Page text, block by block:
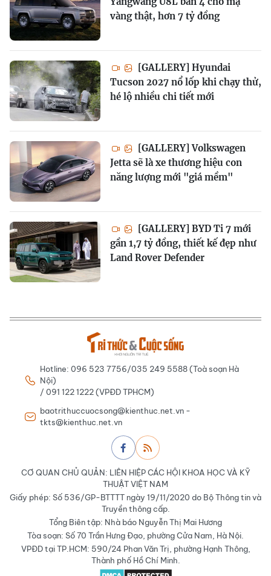
vàng thật, hơn 7 tỷ đồng
[GALLERY] Hyundai
Tucson 2027 nổ lốp khi chạy thử,
hé lộ nhiều chi tiết mới
[GALLERY] Volkswagen
Jetta sẽ là xe thương hiệu con
năng lượng mới "giá mềm"
[GALLERY] BYD Ti 7 mới
gần 1,7 tỷ đồng, thiết kế đẹp như
Land Rover Defender
Hotline: 096 523 7756/035 249 5588 (Toà soạn Hà
Nội)
/ 091 122 1222 (VPĐD TPHCM)
baotrithuccuocsong@kienthuc.net.vn -
tkts@kienthuc.net.vn
CƠ QUAN CHỦ QUẢN: LIÊN HIỆP CÁC HỘI KHOA HỌC VÀ KỸ
THUẬT VIỆT NAM
Giấy phép: Số 536/GP-BTTTT ngày 19/11/2020 do Bộ Thông tin và
Truyền thông cấp.
Tổng Biên tập: Nhà báo Nguyễn Thị Mai Hương
Tòa soạn: Số 70 Trần Hưng Đạo, phường Cửa Nam, Hà Nội.
VPĐD tại TP.HCM: 590/24 Phan Văn Trị, phường Hạnh Thông,
Thành phố Hồ Chí Minh.